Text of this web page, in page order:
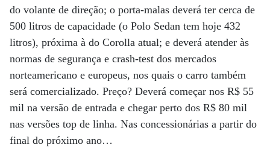
do volante de direção; o porta-malas deverá ter cerca de
500 litros de capacidade (o Polo Sedan tem hoje 432
litros), próxima à do Corolla atual; e deverá atender às
normas de segurança e crash-test dos mercados
norteamericano e europeus, nos quais o carro também
será comercializado. Preço? Deverá começar nos R$ 55
mil na versão de entrada e chegar perto dos R$ 80 mil
nas versões top de linha. Nas concessionárias a partir do
final do próximo ano…